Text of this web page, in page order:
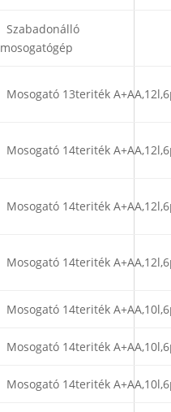
Szabadonálló
mosogatógép
Mosogató 13teriték
Mosogató 14teriték
Mosogató 14teriték
Mosogató 14teriték
Mosogató 14teriték
Mosogató 14teriték
Mosogató 14teriték